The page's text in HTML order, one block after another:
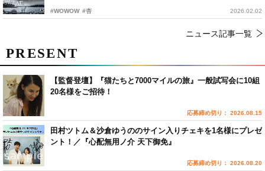
#WOWOW #杏 2026.02.02
ニュース記事一覧
PRESENT
【監督登壇】『猫たちと7000マイルの旅』一般試写会に10組
20名様をご招待！
応募締め切り： 2026.08.15
田村ツトム＆沙倉ゆうののサイン入りチェキを1名様にプレゼ
ント！／『心配無用ノ介 天下御免』
応募締め切り： 2026.08.20